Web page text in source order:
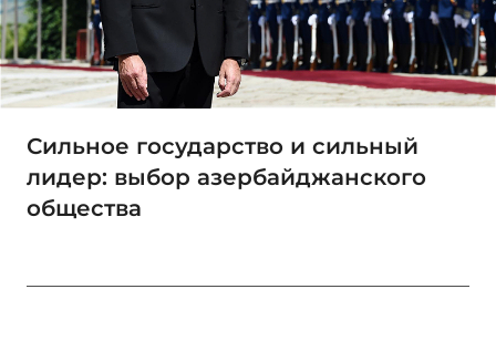
Сильное государство и сильный
лидер: выбор азербайджанского
общества